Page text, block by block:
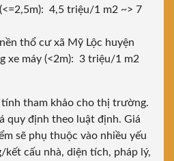
4,5 triệu/1 m2 ~> 7
thổ cư xã Mỹ Lộc huyện
xe máy (<2m): 3 triệu/1 m2
tính tham khảo cho thị trường.
quy định theo luật định. Giá
sẽ phụ thuộc vào nhiều yếu
cấu nhà, diện tích, pháp lý,